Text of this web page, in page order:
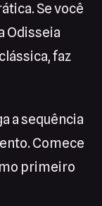
Se você
Odisseia
faz
a sequência
Comece
primeiro